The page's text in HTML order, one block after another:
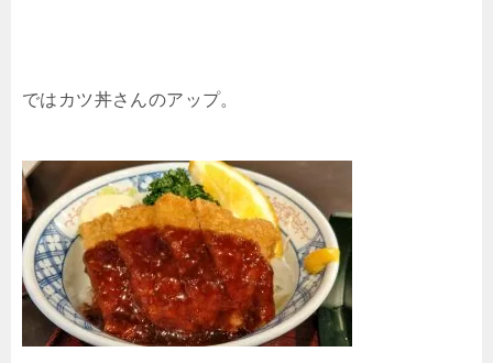
ではカツ丼さんのアップ。